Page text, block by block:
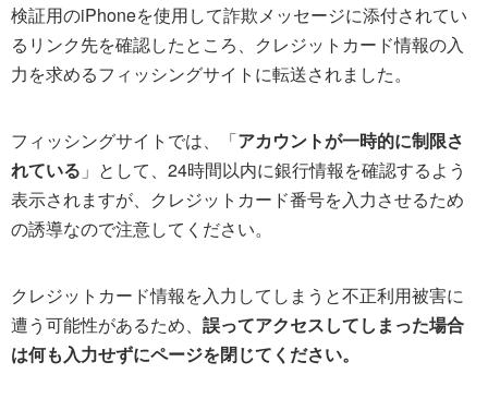
検証用のiPhoneを使用して詐欺メッセージに添付されてい
るリンク先を確認したところ、クレジットカード情報の入
力を求めるフィッシングサイトに転送されました。
フィッシングサイトでは、「アカウントが一時的に制限さ
れている 」として、24時間以内に銀行情報を確認するよう
表示されますが、クレジットカード番号を入力させるため
の誘導なので注意してください。
クレジットカード情報を入力してしまうと不正利用被害に
遭う可能性があるため、 誤ってアクセスしてしまった場合
は何も入力せずにページを閉じてください。